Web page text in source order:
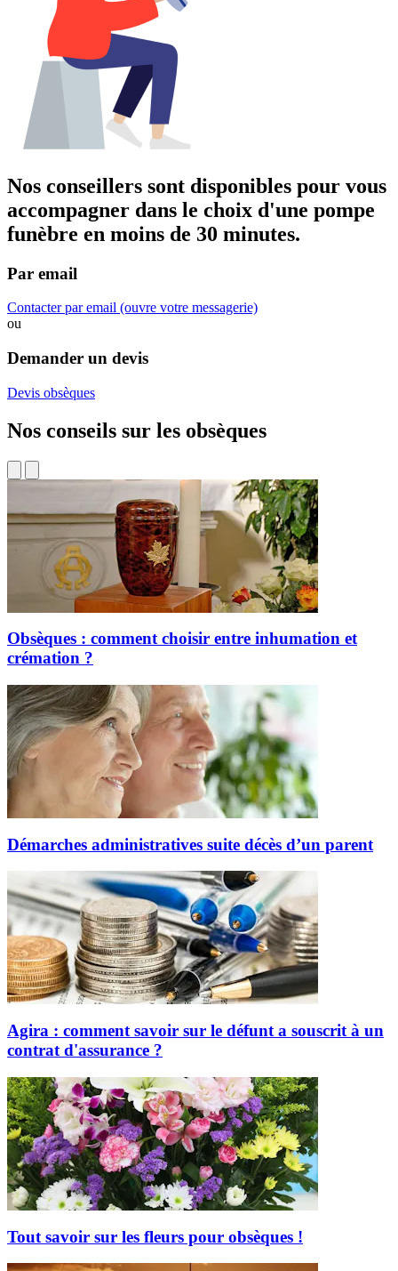
Nos conseillers sont disponibles pour vous
accompagner dans le choix d'une pompe
funèbre en moins de 30 minutes.
Par email
Contacter par email (ouvre votre messagerie)
ou
Demander un devis
Devis obsèques
Nos conseils sur les obsèques
Obsèques : comment choisir entre inhumation et
crémation ?
Démarches administratives suite décès d’un parent
Agira : comment savoir sur le défunt a souscrit à un
contrat d'assurance ?
Tout savoir sur les fleurs pour obsèques !